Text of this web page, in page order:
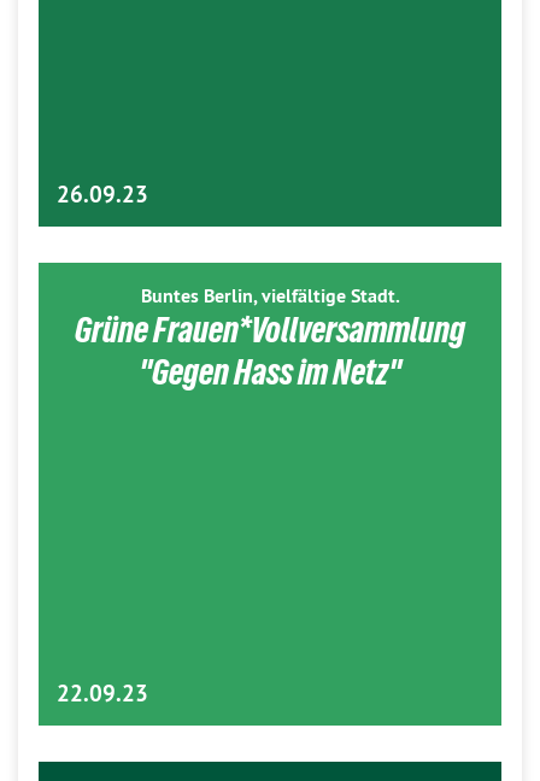
26.09.23
Buntes Berlin, vielfältige Stadt.
Grüne Frauen*Vollversammlung
"Gegen Hass im Netz"
22.09.23